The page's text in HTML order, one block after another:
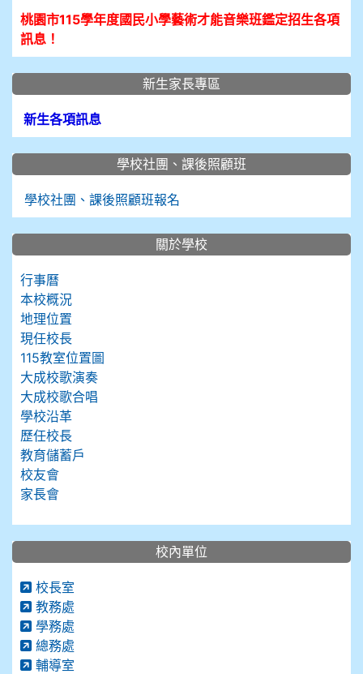
桃園市115學年度國民小學藝術才能音樂班鑑定招生各項
訊息！
新生家長專區
新生各項訊息
學校社團、課後照顧班
學校社團、課後照顧班報名
關於學校
行事曆
本校概況
地理位置
現任校長
115教室位置圖
大成校歌演奏
大成校歌合唱
學校沿革
歷任校長
教育儲蓄戶
校友會
家長會
校內單位
校長室
教務處
學務處
總務處
輔導室